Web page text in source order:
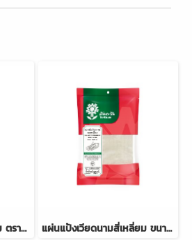
สาหร่ายวากาเมะ 100 กรัม ตราต้นตะวัน แผ่นแป้งเวียดนามสี่เหลี่ยม ขนาด 10x10 ซม. 100 กรัม